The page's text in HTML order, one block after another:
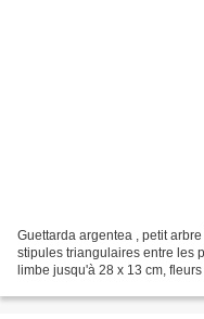
Guettarda argentea , petit
stipules triangulaires entre les
limbe jusqu'à 28 x 13 cm,